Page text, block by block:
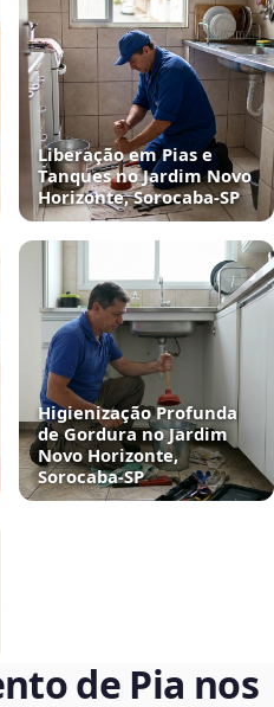
Liberação em Pias e
Tanques no Jardim Novo
Horizonte, Sorocaba‑SP
Higienização Profunda
de Gordura no Jardim
Novo Horizonte,
Sorocaba‑SP
de Pia nos